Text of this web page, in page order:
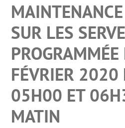
SUR LES
FÉVRIER 2020
05H00 ET
MATIN